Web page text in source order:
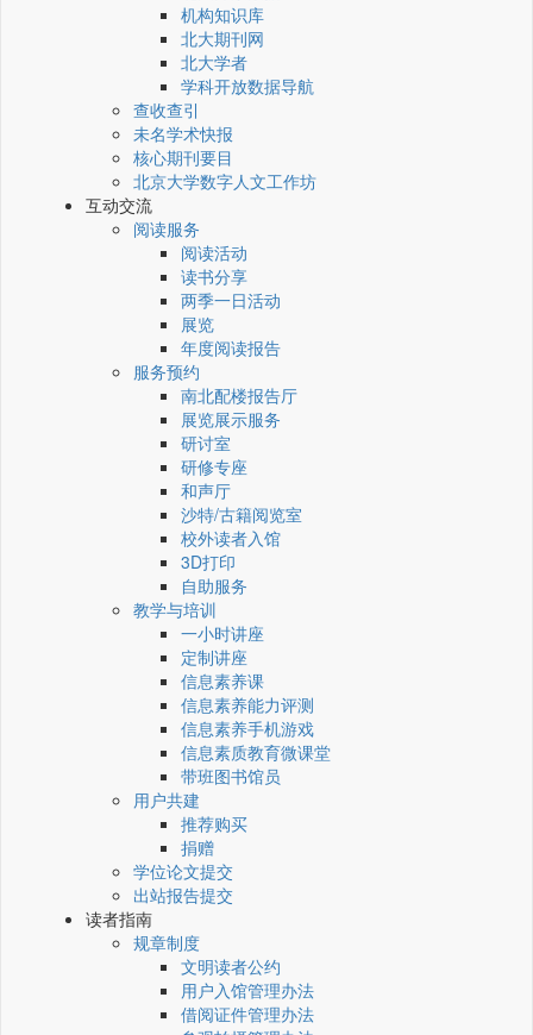
机构知识库
北大期刊网
北大学者
学科开放数据导航
查收查引
未名学术快报
核心期刊要目
北京大学数字人文工作坊
互动交流
阅读服务
阅读活动
读书分享
两季一日活动
展览
年度阅读报告
服务预约
南北配楼报告厅
展览展示服务
研讨室
研修专座
和声厅
沙特/古籍阅览室
校外读者入馆
3D打印
自助服务
教学与培训
一小时讲座
定制讲座
信息素养课
信息素养能力评测
信息素养手机游戏
信息素质教育微课堂
带班图书馆员
用户共建
推荐购买
捐赠
学位论文提交
出站报告提交
读者指南
规章制度
文明读者公约
用户入馆管理办法
借阅证件管理办法